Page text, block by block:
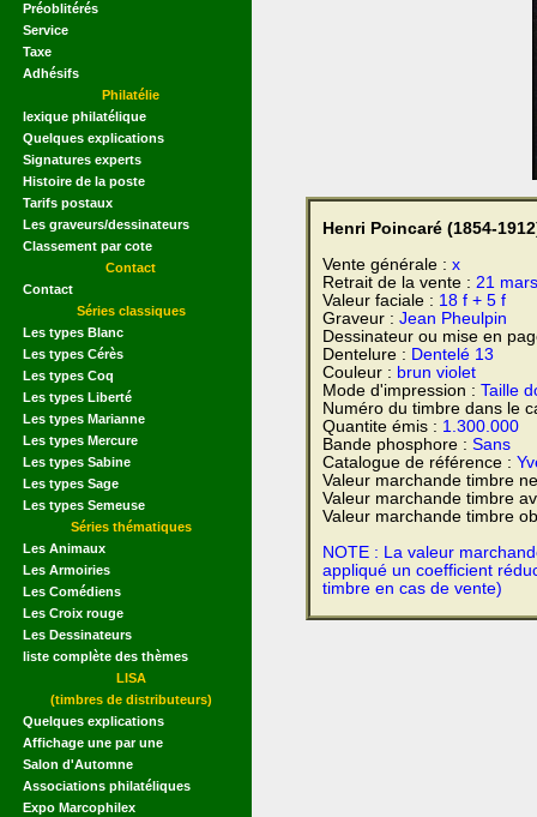
Préoblitérés
Service
Taxe
Adhésifs
Philatélie
lexique philatélique
Quelques explications
Signatures experts
Histoire de la poste
Tarifs postaux
Les graveurs/dessinateurs
Classement par cote
Contact
Contact
Séries classiques
Les types Blanc
Les types Cérès
Les types Coq
Les types Liberté
Les types Marianne
Les types Mercure
Les types Sabine
Les types Sage
Les types Semeuse
Séries thématiques
Les Animaux
Les Armoiries
Les Comédiens
Les Croix rouge
Les Dessinateurs
liste complète des thèmes
LISA
(timbres de distributeurs)
Quelques explications
Affichage une par une
Salon d'Automne
Associations philatéliques
Expo Marcophilex
Henri Poincaré (1854-
Vente générale : x
Retrait de la vente : 21
Valeur faciale : 18 f + 5 f
Graveur : Jean Pheulpin
Dessinateur ou mise en
Dentelure : Dentelé 13
Couleur : brun violet
Mode d'impression : Taille
Numéro du timbre dans le
Quantite émis : 1.300.000
Bande phosphore : Sans
Catalogue de référence :
Valeur marchande timbre
Valeur marchande timbre
Valeur marchande timbre
NOTE : La valeur
appliqué un coefficient
timbre en cas de vente)